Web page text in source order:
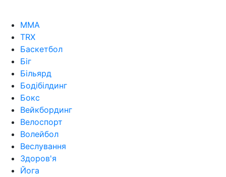
MMA
TRX
Баскетбол
Біг
Більярд
Бодібілдинг
Бокс
Вейкбординг
Велоспорт
Волейбол
Веслування
Здоров'я
Йога